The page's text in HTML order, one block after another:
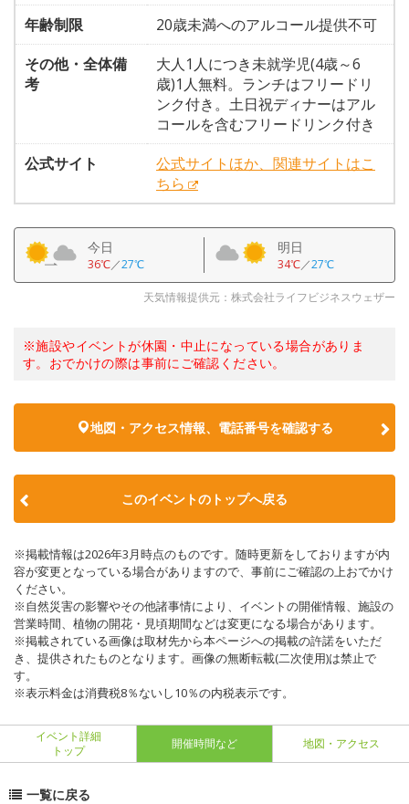
年齢制限
20歳未満へのアルコール提供不可
その他・全体備
考
大人1人につき未就学児(4歳～6
歳)1人無料。ランチはフリードリ
ンク付き。土日祝ディナーはアル
コールを含むフリードリンク付き
公式サイト
公式サイトほか、関連サイトはこ
ちら
今日
36℃／27℃
明日
34℃／27℃
天気情報提供元：株式会社ライフビジネスウェザー
※施設やイベントが休園・中止になっている場合がありま
す。おでかけの際は事前にご確認ください。
地図・アクセス情報、電話番号を確認する
このイベントのトップへ戻る
※掲載情報は2026年3月時点のものです。随時更新をしておりますが内
容が変更となっている場合がありますので、事前にご確認の上おでかけ
ください。
※自然災害の影響やその他諸事情により、イベントの開催情報、施設の
営業時間、植物の開花・見頃期間などは変更になる場合があります。
※掲載されている画像は取材先から本ページへの掲載の許諾をいただ
き、提供されたものとなります。画像の無断転載(二次使用)は禁止で
す。
※表示料金は消費税8％ないし10％の内税表示です。
イベント詳細
トップ
開催時間など 地図・アクセス
一覧に戻る